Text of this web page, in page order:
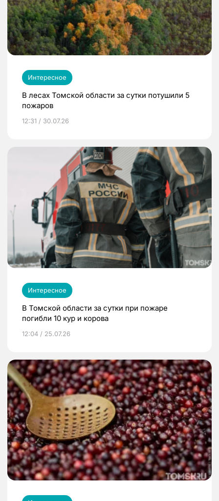
Интересное
В лесах Томской области за сутки потушили 5
пожаров
12:31 / 30.07.26
Интересное
В Томской области за сутки при пожаре
погибли 10 кур и корова
12:04 / 25.07.26